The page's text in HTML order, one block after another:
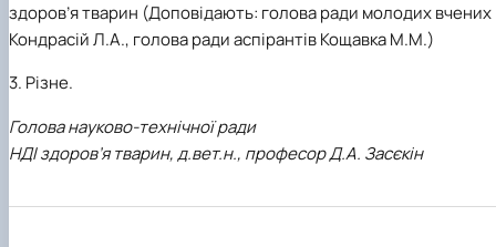
здоров’я тварин (Доповідають: голова ради молодих вчених
Кондрасій Л.А., голова ради аспірантів Кощавка М.М.)
3. Різне.
Голова науково-технічної ради
НДІ здоров’я тварин, д.вет.н., професор Д.А. Засєкін